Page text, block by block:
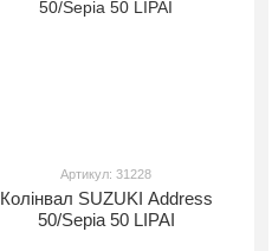
Артикул: 31228
Колінвал SUZUKI Address
50/Sepia 50 LIPAI